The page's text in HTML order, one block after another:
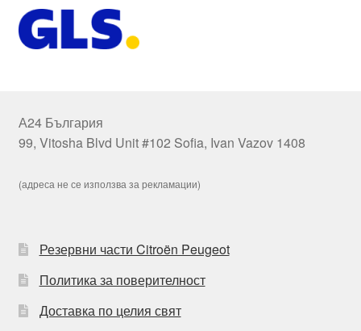
А24 България
99, Vitosha Blvd Unit #102 Sofia, Ivan Vazov 1408
(адреса не се използва за рекламации)
Резервни части Citroën Peugeot
Политика за поверителност
Доставка по целия свят